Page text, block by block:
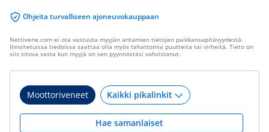
Ohjeita turvalliseen ajoneuvokauppaan
Nettivene.com ei ota vastuuta myyjän antamien tietojen paikkansapitävyydestä.
Ilmoitetuissa tiedoissa saattaa olla myös tahattomia puutteita tai virheitä. Tieto on
siis sitova vasta kun myyjä on sen pyynnöstäsi vahvistanut.
Moottoriveneet
Hae samanlaiset